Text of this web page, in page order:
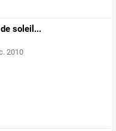
soleil...
2010